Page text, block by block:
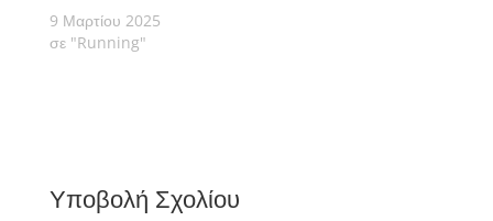
9 Μαρτίου 2025
σε "Running"
Υποβολή Σχολίου